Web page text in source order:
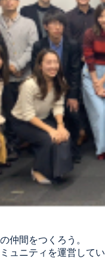
仲間をつくろう。
ュニティを運営して